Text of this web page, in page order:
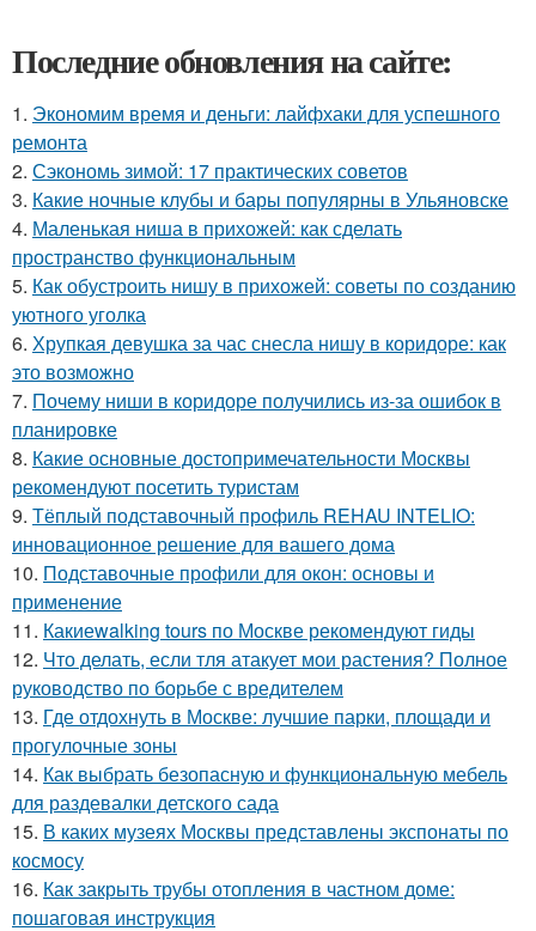
Последние обновления на сайте:
1. Экономим время и деньги: лайфхаки для успешного
ремонта
2. Сэкономь зимой: 17 практических советов
3. Какие ночные клубы и бары популярны в Ульяновске
4. Маленькая ниша в прихожей: как сделать
пространство функциональным
5. Как обустроить нишу в прихожей: советы по созданию
уютного уголка
6. Хрупкая девушка за час снесла нишу в коридоре: как
это возможно
7. Почему ниши в коридоре получились из-за ошибок в
планировке
8. Какие основные достопримечательности Москвы
рекомендуют посетить туристам
9. Тёплый подставочный профиль REHAU INTELIO:
инновационное решение для вашего дома
10. Подставочные профили для окон: основы и
применение
11. Какиеwalking tours по Москве рекомендуют гиды
12. Что делать, если тля атакует мои растения? Полное
руководство по борьбе с вредителем
13. Где отдохнуть в Москве: лучшие парки, площади и
прогулочные зоны
14. Как выбрать безопасную и функциональную мебель
для раздевалки детского сада
15. В каких музеях Москвы представлены экспонаты по
космосу
16. Как закрыть трубы отопления в частном доме:
пошаговая инструкция